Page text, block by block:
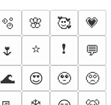
🫧 🌸 🥰
💗
🌷 ⭐ ❗
💬
🌊 😍 🥹
🥺